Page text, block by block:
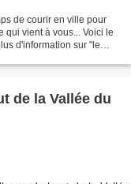
de courir en ville pour
qui vient à vous... Voici le
d'information sur "le
de la Vallée du